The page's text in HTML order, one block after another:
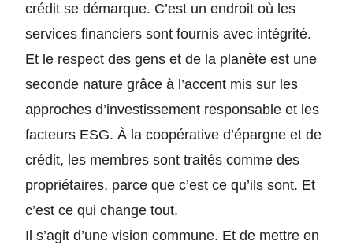
crédit se démarque. C’est un endroit où les
services financiers sont fournis avec intégrité.
Et le respect des gens et de la planète est une
seconde nature grâce à l’accent mis sur les
approches d’investissement responsable et les
facteurs ESG. À la coopérative d’épargne et de
crédit, les membres sont traités comme des
propriétaires, parce que c’est ce qu’ils sont. Et
c’est ce qui change tout.
Il s’agit d’une vision commune. Et de mettre en